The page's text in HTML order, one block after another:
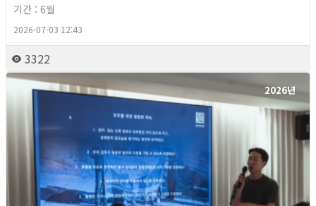
기간 : 6월
2026-07-03 12:43
3322
2026년